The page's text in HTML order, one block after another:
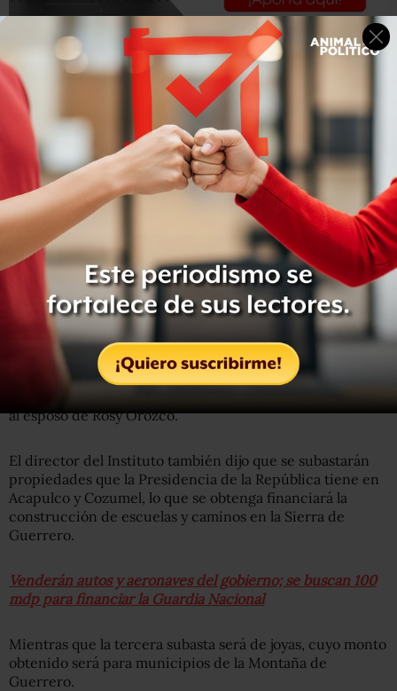
La exsenadora Rosy Orozco, su esposo, y el exdirigente
de la Confederación Nacional Campesina (CNC), Gerardo
Sánchez García, son algunas de las personas a las que se
les habían asignado algunos de los inmuebles que
formarán parte de la segunda subasta que realizará el
Instituto para Devolverle al Pueblo lo Robado.
Ricardo Rodríguez Vargas, director del SAE, dijo que un
departamento valuado en más de 22 millones de pesos,
ubicado en Bosques de las Lomas, en la Ciudad de
México, estaba asignado a Rosy Orozco para su fundación
“Camio a casa”.
También había una residencia que se le había asignado a
Gerardo Sánchez García, exsenador del PRI y exdirigente
de la CNC, quien no la ha devuelto, pero pronto se
al esposo de Rosy Orozco.
El director del Instituto también dijo que se subastarán
propiedades que la Presidencia de la República tiene en
Acapulco y Cozumel, lo que se obtenga financiará la
construcción de escuelas y caminos en la Sierra de
Guerrero.
Venderán autos y aeronaves del gobierno; se buscan 100
mdp para financiar la Guardia Nacional
Mientras que la tercera subasta será de joyas, cuyo monto
obtenido será para municipios de la Montaña de
Guerrero.